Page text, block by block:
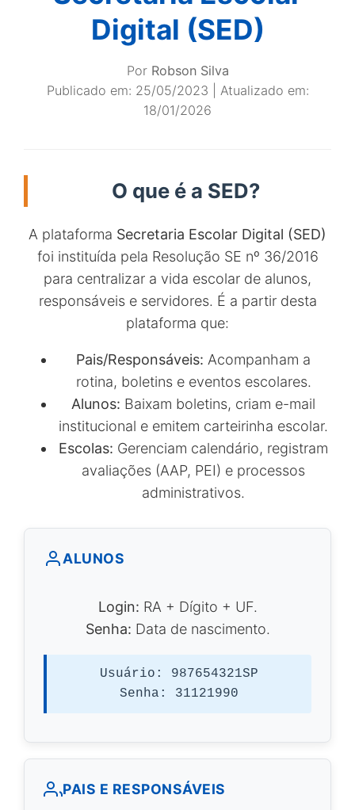
Digital (SED)
Por Robson Silva
Publicado em: 25/05/2023 | Atualizado em:
18/01/2026
O que é a SED?
A plataforma Secretaria Escolar Digital (SED)
foi instituída pela Resolução SE nº 36/2016
para centralizar a vida escolar de alunos,
responsáveis e servidores. É a partir desta
plataforma que:
Pais/Responsáveis: Acompanham a
rotina, boletins e eventos escolares.
Alunos: Baixam boletins, criam e-mail
institucional e emitem carteirinha escolar.
Escolas: Gerenciam calendário, registram
avaliações (AAP, PEI) e processos
administrativos.
ALUNOS
Login: RA + Dígito + UF.
Senha: Data de nascimento.
Usuário: 987654321SP
Senha: 31121990
PAIS E RESPONSÁVEIS